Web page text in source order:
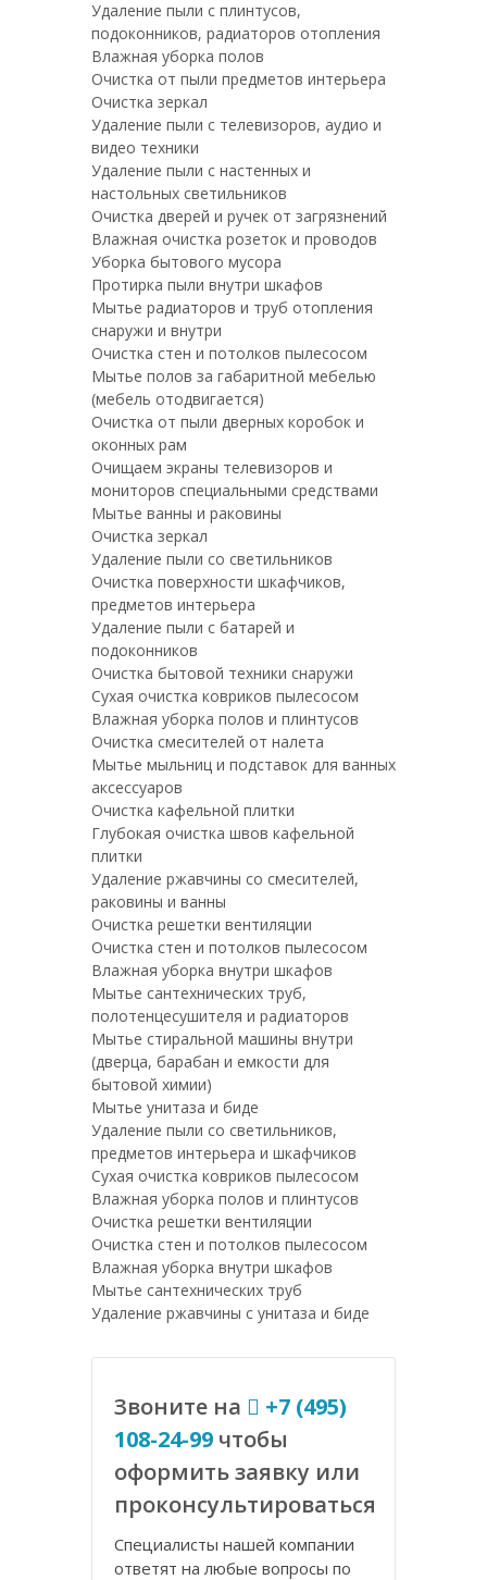
Удаление пыли с плинтусов,
подоконников, радиаторов отопления
Влажная уборка полов
Очистка от пыли предметов интерьера
Очистка зеркал
Удаление пыли с телевизоров, аудио и
видео техники
Удаление пыли с настенных и
настольных светильников
Очистка дверей и ручек от загрязнений
Влажная очистка розеток и проводов
Уборка бытового мусора
Протирка пыли внутри шкафов
Мытье радиаторов и труб отопления
снаружи и внутри
Очистка стен и потолков пылесосом
Мытье полов за габаритной мебелью
(мебель отодвигается)
Очистка от пыли дверных коробок и
оконных рам
Очищаем экраны телевизоров и
мониторов специальными средствами
Мытье ванны и раковины
Очистка зеркал
Удаление пыли со светильников
Очистка поверхности шкафчиков,
предметов интерьера
Удаление пыли с батарей и
подоконников
Очистка бытовой техники снаружи
Сухая очистка ковриков пылесосом
Влажная уборка полов и плинтусов
Очистка смесителей от налета
Мытье мыльниц и подставок для ванных
аксессуаров
Очистка кафельной плитки
Глубокая очистка швов кафельной
плитки
Удаление ржавчины со смесителей,
раковины и ванны
Очистка решетки вентиляции
Очистка стен и потолков пылесосом
Влажная уборка внутри шкафов
Мытье сантехнических труб,
полотенцесушителя и радиаторов
Мытье стиральной машины внутри
(дверца, барабан и емкости для
бытовой химии)
Мытье унитаза и биде
Удаление пыли со светильников,
предметов интерьера и шкафчиков
Сухая очистка ковриков пылесосом
Влажная уборка полов и плинтусов
Очистка решетки вентиляции
Очистка стен и потолков пылесосом
Влажная уборка внутри шкафов
Мытье сантехнических труб
Удаление ржавчины с унитаза и биде
Звоните на
+7 (495)
108-24-99 чтобы
оформить заявку или
проконсультироваться
Специалисты нашей компании
ответят на любые вопросы по